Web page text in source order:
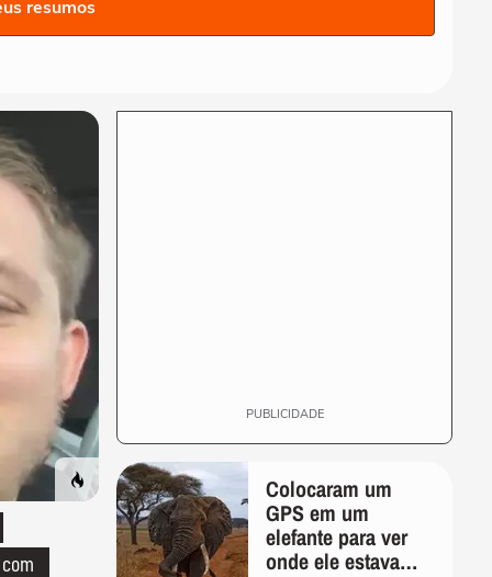
Gavi na final...
resumos
PUBLICIDADE
Colocaram um
GPS em um
elefante para ver
onde ele estava